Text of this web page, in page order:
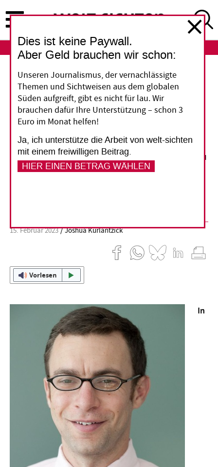
zum
Inhalt
ABO
Soft Power
„Berichte von Pekings
Staatsmedium“
China will weltweit sein Image verbessern. Ein
Mittel dazu sind Versuche, Medien im Ausland zu
beeinflussen. Joshua Kurlantzick erklärt, wie
15. Februar 2023 Joshua Kurlantzick
Vorlesen
In
Dies ist keine Paywall.
Aber Geld brauchen wir schon:
Unseren Journalismus, der vernachlässigte
Themen und Sichtweisen aus dem globalen
Süden aufgreift, gibt es nicht für lau. Wir
brauchen dafür Ihre Unterstützung – schon 3
Euro im Monat helfen!
Ja, ich unterstütze die Arbeit von welt-sichten
mit einem freiwilligen Beitrag.
HIER EINEN BETRAG WÄHLEN